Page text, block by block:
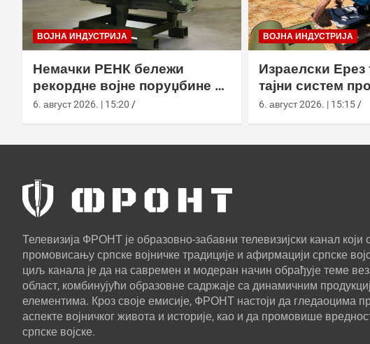
ВОЈНА ИНДУСТРИЈА
Немачки РЕНК бележи
рекордне војне поруџбине у
2026. години
6. август 2026. | 15:20
ВОЈНА ИНДУСТРИЈА
Израелски Ерез
тајни систем
са капсулом и
6. август 2026. | 15:15
Телевизија ФРОНТ је образовно-забавни телевизијски канал који
промовисању српске војничке традиције и афирмацији српске
циљ канала је да на савремен и модеран начин обрађује теме
област, комбинујући образовне садржаје са динамичним
елементима. Кроз своје емисије, ФРОНТ настоји да гледаоцима
аспекте војничког живота и историје, као и да промовише
српске војске.